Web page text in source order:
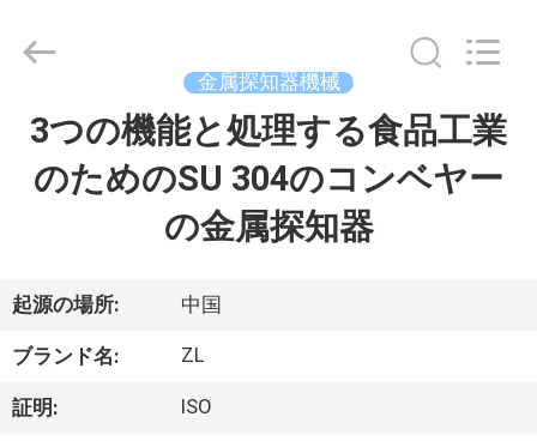
家
ダ
ク
ト
Dongguan
Zhongli
Reserved.
金属探知器機械
3つの機能と処理する食品工業
のためのSU 304のコンベヤー
の金属探知器
起源の場所: 中国
ブランド名: ZL
証明: ISO